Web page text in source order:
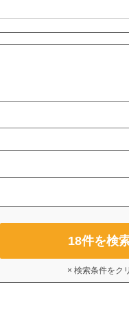
18件を検
× 検索条件をク